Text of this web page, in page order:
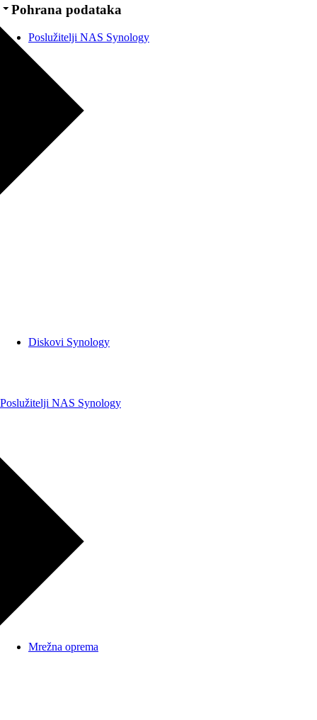
Poslužitelji NAS Synology
Pohrana podataka
Poslužitelji NAS Synology
Diskovi Synology
Mrežna oprema